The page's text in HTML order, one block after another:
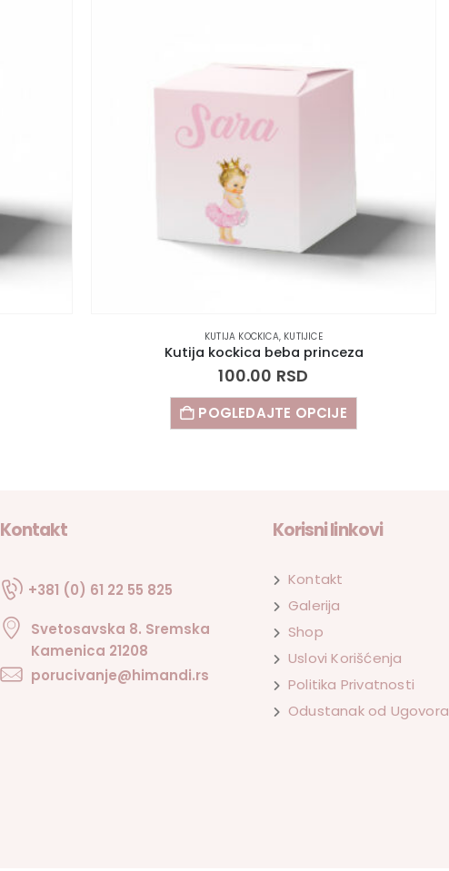
KUTIJA KOCKICA, KUTIJICE
Kutija kockica beba princeza
100.00 RSD
POGLEDAJTE OPCIJE
Kontakt
+381 (0) 61 22 55 825
Svetosavska 8. Sremska
Kamenica 21208
porucivanje@himandi.rs
Korisni linkovi
Kontakt
Galerija
Shop
Uslovi Korišćenja
Politika Privatnosti
Odustanak od Ugovora